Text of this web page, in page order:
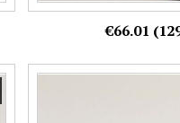
€66.01
Цветни дамски